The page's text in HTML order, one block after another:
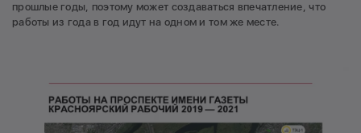
прошлые годы, поэтому может создаваться впечатление, что
работы из года в год идут на одном и том же месте.